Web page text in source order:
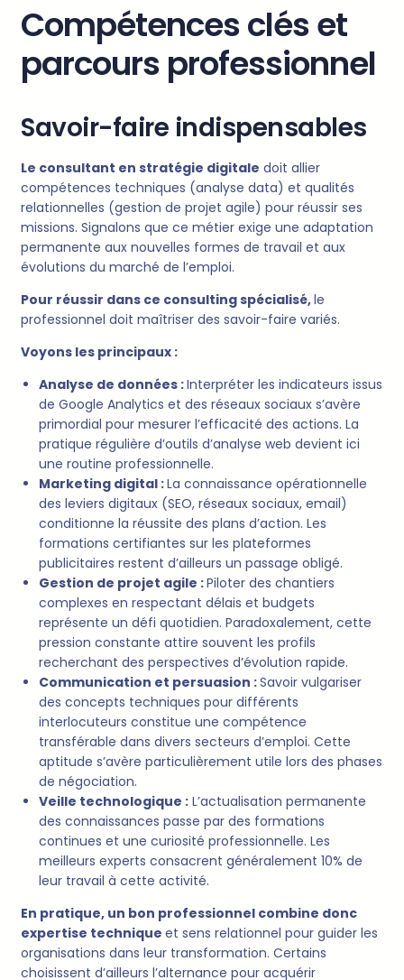
Compétences clés et
parcours professionnel
Savoir-faire indispensables
Le consultant en stratégie digitale doit allier
compétences techniques (analyse data) et qualités
relationnelles (gestion de projet agile) pour réussir ses
missions. Signalons que ce métier exige une adaptation
permanente aux nouvelles formes de travail et aux
évolutions du marché de l’emploi.
Pour réussir dans ce consulting spécialisé,le
professionnel doit maîtriser des savoir-faire variés.
Voyons les principaux :
Analyse de données :Interpréter les indicateurs issus
de Google Analytics et des réseaux sociaux s’avère
primordial pour mesurer l’efficacité des actions. La
pratique régulière d’outils d’analyse web devient ici
une routine professionnelle.
Marketing digital :La connaissance opérationnelle
des leviers digitaux (SEO, réseaux sociaux, email)
conditionne la réussite des plans d’action. Les
formations certifiantes sur les plateformes
publicitaires restent d’ailleurs un passage obligé.
Gestion de projet agile :Piloter des chantiers
complexes en respectant délais et budgets
représente un défi quotidien. Paradoxalement, cette
pression constante attire souvent les profils
recherchant des perspectives d’évolution rapide.
Communication et persuasion :Savoir vulgariser
des concepts techniques pour différents
interlocuteurs constitue une compétence
transférable dans divers secteurs d’emploi. Cette
aptitude s’avère particulièrement utile lors des phases
de négociation.
Veille technologique : L’actualisation permanente
des connaissances passe par des formations
continues et une curiosité professionnelle. Les
meilleurs experts consacrent généralement 10% de
leur travail à cette activité.
En pratique, un bon professionnel combine donc
expertise technique et sens relationnel pour guider les
organisations dans leur transformation. Certains
choisissent d’ailleurs l’alternance pour acquérir